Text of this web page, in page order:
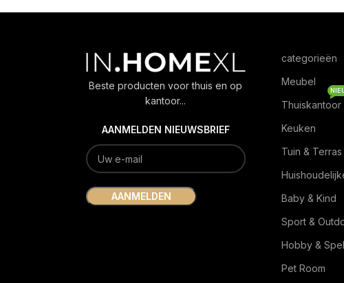
Beste producten voor thuis en op
kantoor...
AANMELDEN NIEUWSBRIEF
categorieën
Meubel
Thuiskantoor
Keuken
Tuin & Terras
Baby & Kind
Sport &
Hobby & Spel
Pet Room